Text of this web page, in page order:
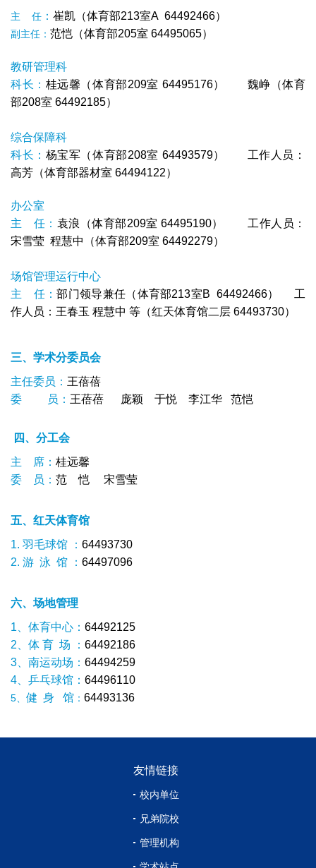
主 任 ： 崔凯（体育部213室A 64492466）
副主任： 范恺（体育部205室 64495065）
教研管理科
科长： 桂远馨（体育部209室 64495176） 魏峥（体育
部208室 64492185）
综合保障科
科长： 杨宝军 （体育部208室 64493579） 工作人员：
高芳（体育部器材室 64494122）
办公室
主 任： 袁浪（体育部209室 64495190） 工作人员：
宋雪莹 程慧中（体育部209室 64492279）
场馆管理运行中心
主 任：部门领导兼任（体育部213室B 64492466）
工
作人员：王春玉 程慧中 等（红天体育馆二层 64493730）
三、学术分委员会
主任委员： 王蓓蓓
委 员： 王蓓蓓 庞颖 于悦 李江华 范恺
四、分工会
主 席： 桂远馨
委 员： 范 恺 宋雪莹
五、红天体育馆
1. 羽毛球馆 ： 64493730
2. 游 泳 馆 ： 64497096
六、场地管理
1、体育中心： 64492125
2、体 育 场 ： 64492186
3、南运动场： 64494259
4、乒乓球馆： 64496110
5、 健 身 馆 ： 64493136
友情链接
校内单位
兄弟院校
管理机构